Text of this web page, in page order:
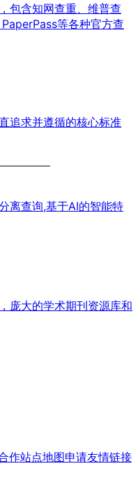
包含知网查重、维普查
等各种官方查
追求并遵循的核心标准
离查询,基于AI的智能特
庞大的学术期刊资源库和
作站点地图申请友情链接